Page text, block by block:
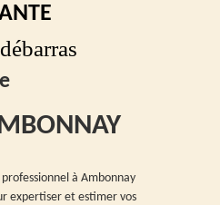
à Ambonnay
expertiser et estimer vos